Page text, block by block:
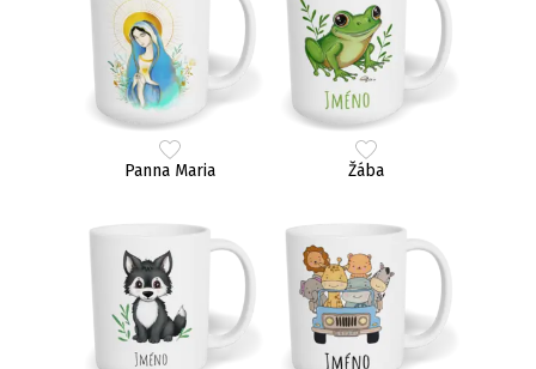
Panna Maria Žába